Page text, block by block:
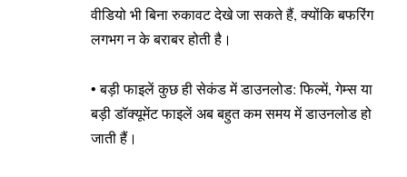
वीडियो भी बिना रुकावट देखे जा सकते हैं, क्योंकि बफरिंग
लगभग न के बराबर होती है।
• बड़ी फाइलें कुछ ही सेकंड में डाउनलोड: फिल्में, गेम्स या
बड़ी डॉक्यूमेंट फाइलें अब बहुत कम समय में डाउनलोड हो
जाती हैं।